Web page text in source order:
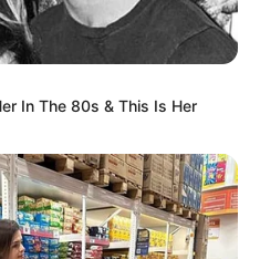
To Perform Better
In The 80s & This Is Her